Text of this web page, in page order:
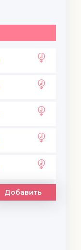
Добавить